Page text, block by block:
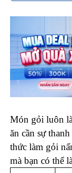
Món gỏi luôn
ăn cần sự
thức làm gỏi
mà bạn có thể